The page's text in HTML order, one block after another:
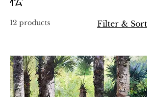
12 products Filter & Sort